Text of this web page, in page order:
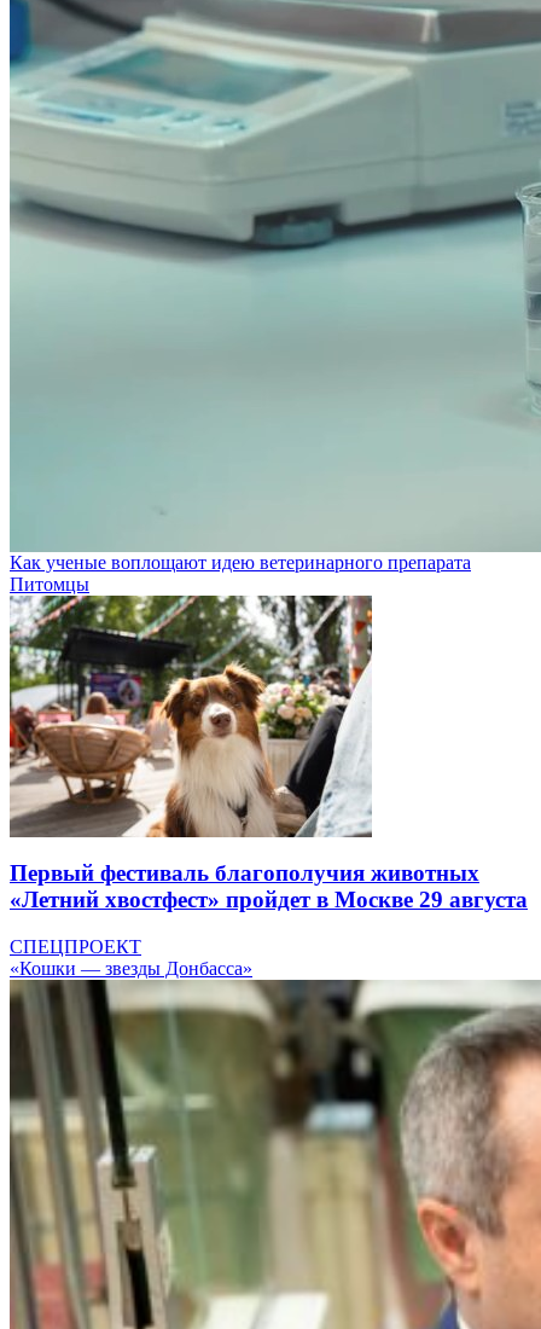
Как ученые воплощают идею ветеринарного препарата
Питомцы
Первый фестиваль благополучия животных
«Летний хвостфест» пройдет в Москве 29 августа
СПЕЦПРОЕКТ
«Кошки — звезды Донбасса»